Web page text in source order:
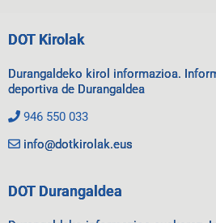
DOT Kirolak
Durangaldeko kirol informazioa.
deportiva de Durangaldea
946 550 033
info@dotkirolak.eus
DOT Durangaldea